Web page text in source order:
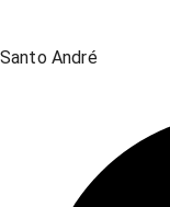
Santo André